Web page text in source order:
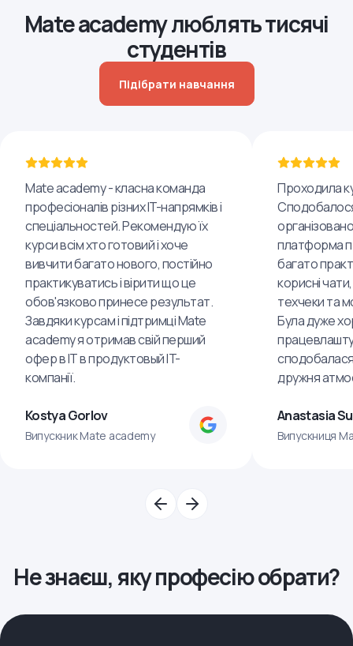
Mate academy люблять тисячі
студентів
Підібрати навчання
Mate academy - класна команда
професіоналів різних IT-напрямків і
спеціальностей. Рекомендую їх
курси всім хто готовий і хоче
вивчити багато нового, постійно
практикуватись і вірити що це
обов'язково принесе результат.
Завдяки курсам і підтримці Mate
academy я отримав свій перший
офер в IT в продуктовый IT-
компанії.
Kostya Gorlov
Випускник Mate academy
Проходила
платформа
багато
корисні
техчеки та
Була дуже
дружня
Anastasia
Випускниця
Не знаєш, яку професію обрати?